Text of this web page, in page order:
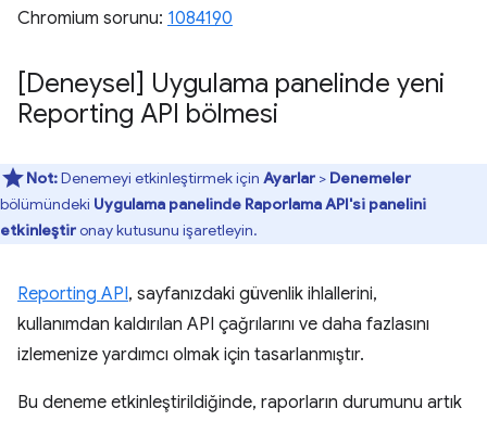
Chromium sorunu: 1084190
[Deneysel] Uygulama panelinde yeni
Reporting API bölmesi
Not:Denemeyi etkinleştirmek için Ayarlar > Denemeler
bölümündeki Uygulama panelinde Raporlama API'si panelini
etkinleştironay kutusunu işaretleyin.
Reporting API, sayfanızdaki güvenlik ihlallerini,
kullanımdan kaldırılan API çağrılarını ve daha fazlasını
izlemenize yardımcı olmak için tasarlanmıştır.
Bu deneme etkinleştirildiğinde, raporların durumunu artık